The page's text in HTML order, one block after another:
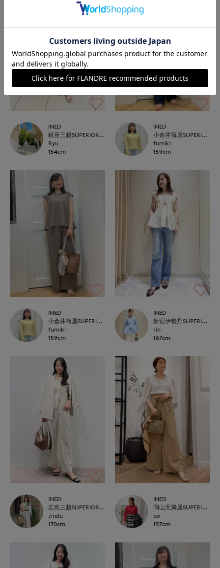
INED
銀座三越SUPERIOR CLOSET GINZA
Ryu
154cm
INED
小倉井筒屋SUPERIOR CLOSET
fumiki
159cm
INED
小倉井筒屋SUPERIOR CLOSET
fumiki
159cm
INED
新宿伊勢丹SUPERIOR CLOSET
rin
167cm
INED
広島三越SUPERIORCLOSET
Jinda
170cm
INED
岡山天満屋SUPERIORCLOSET
ao
157cm